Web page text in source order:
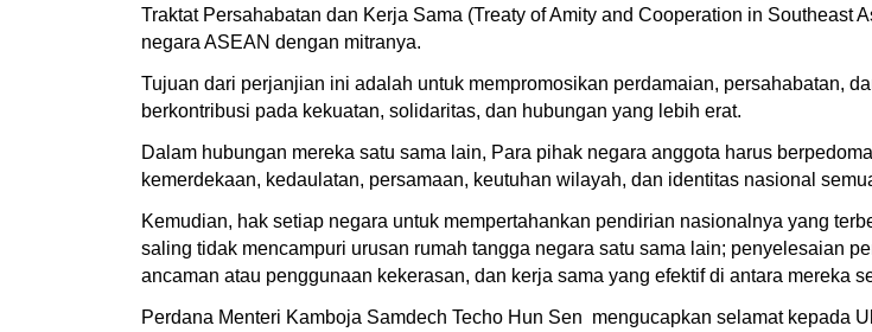
Traktat Persahabatan dan Kerja Sama (Treaty of Amity and Cooperation in Southeast
negara ASEAN dengan mitranya.
Tujuan dari perjanjian ini adalah untuk mempromosikan perdamaian, persahabatan,
berkontribusi pada kekuatan, solidaritas, dan hubungan yang lebih erat.
Dalam hubungan mereka satu sama lain, Para pihak negara anggota harus
kemerdekaan, kedaulatan, persamaan, keutuhan wilayah, dan identitas nasional
Kemudian, hak setiap negara untuk mempertahankan pendirian nasionalnya yang
saling tidak mencampuri urusan rumah tangga negara satu sama lain; penyelesaian
ancaman atau penggunaan kekerasan, dan kerja sama yang efektif di antara mereka
Perdana Menteri Kamboja Samdech Techo Hun Sen mengucapkan selamat kepada